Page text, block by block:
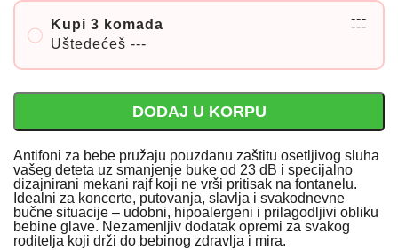
Kupi 3 komada
Uštedećeš ---
---
---
DODAJ U KORPU
Antifoni za bebe pružaju pouzdanu zaštitu osetljivog sluha
vašeg deteta uz smanjenje buke od 23 dB i specijalno
dizajnirani mekani rajf koji ne vrši pritisak na fontanelu.
Idealni za koncerte, putovanja, slavlja i svakodnevne
bučne situacije – udobni, hipoalergeni i prilagodljivi obliku
bebine glave. Nezamenljiv dodatak opremi za svakog
roditelja koji drži do bebinog zdravlja i mira.